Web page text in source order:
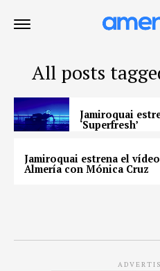
All posts
Jamiroquai
‘Superfresh’
Jamiroquai estrena el vídeo
Almería con Mónica Cruz